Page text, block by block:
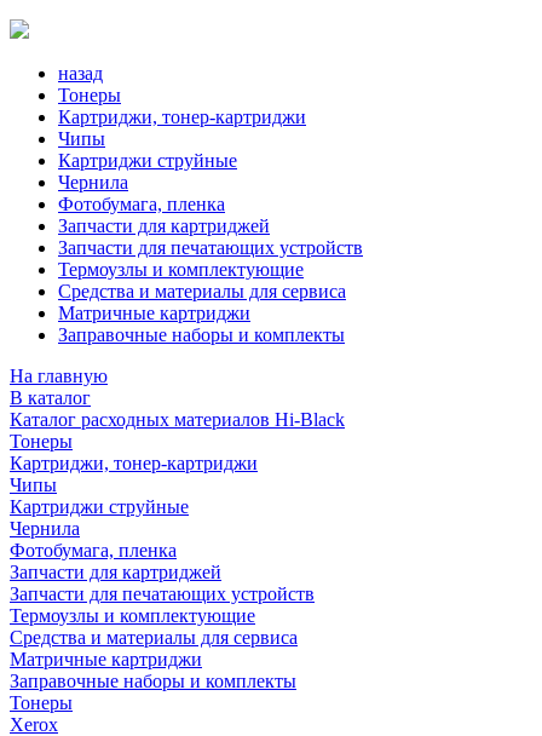
назад
Тонеры
Картриджи, тонер-картриджи
Чипы
Картриджи струйные
Чернила
Фотобумага, пленка
Запчасти для картриджей
Запчасти для печатающих устройств
Термоузлы и комплектующие
Средства и материалы для сервиса
Матричные картриджи
Заправочные наборы и комплекты
На главную
В каталог
Каталог расходных материалов Hi-Black
Тонеры
Картриджи, тонер-картриджи
Чипы
Картриджи струйные
Чернила
Фотобумага, пленка
Запчасти для картриджей
Запчасти для печатающих устройств
Термоузлы и комплектующие
Средства и материалы для сервиса
Матричные картриджи
Заправочные наборы и комплекты
Тонеры
Xerox